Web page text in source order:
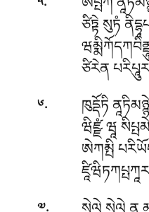
ཙིཏྟེ སུཏཾ
ཙིརེན
༦. ཁུདྡོཏི
ཝིཛྫཾ ཝཱ
ཨེཀམྤི